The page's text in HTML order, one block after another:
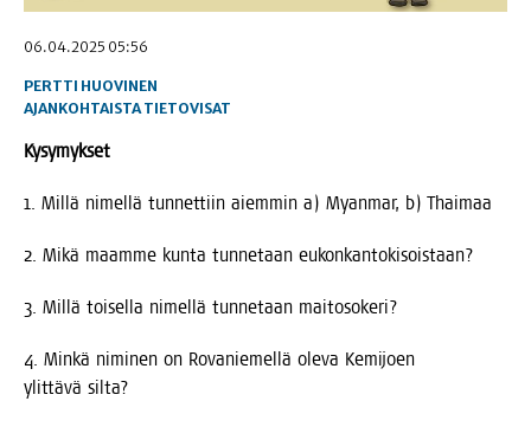
06.04.2025 05:56
PERTTI HUOVINEN
AJANKOHTAISTA TIETOVISAT
Kysy­myk­set
1. Mil­lä nimel­lä tun­net­tiin aiem­min a) Myan­mar, b) Thaimaa
2. Mikä maam­me kun­ta tun­ne­taan eukonkantokisoistaan?
3. Mil­lä toi­sel­la nimel­lä tun­ne­taan maitosokeri?
4. Min­kä nimi­nen on Rova­nie­mel­lä ole­va Kemi­joen
ylit­tä­vä silta?